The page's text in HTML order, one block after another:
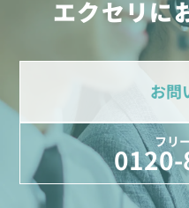
エクセリに
お問
フリ